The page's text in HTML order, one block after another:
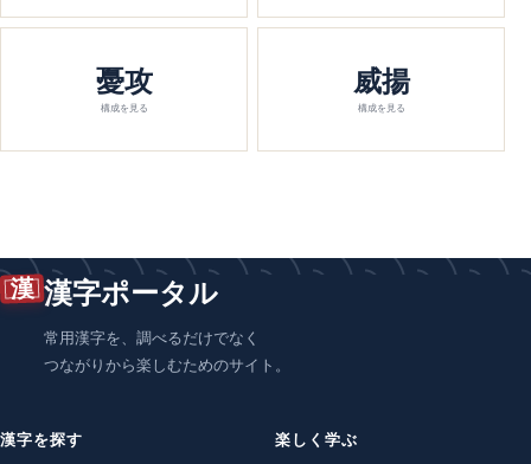
憂攻
構成を見る
威揚
構成を見る
漢 漢字ポータル
常用漢字を、調べるだけでなく
つながりから楽しむためのサイト。
漢字を探す 楽しく学ぶ